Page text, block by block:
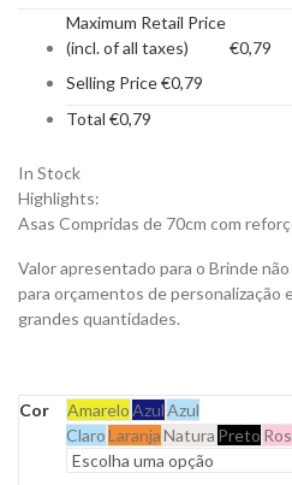
Maximum Retail Price
(incl. of all taxes)
€0,79
Selling Price€0,79
Total €0,79
In Stock
Highlights:
Asas Compridas de 70cm com
Valor apresentado para o Brinde
para orçamentos de personalização
grandes quantidades.
Cor AmareloAzulAzul
ClaroLaranjaNatura Preto